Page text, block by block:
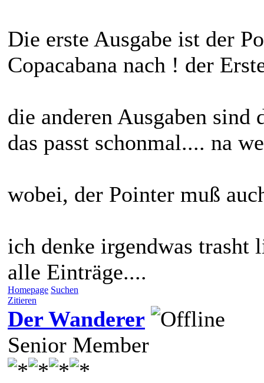
Die erste Ausgabe ist der
Copacabana nach ! der
die anderen Ausgaben
das passt schonmal.... na
wobei, der Pointer muß
ich denke irgendwas
alle Einträge....
Homepage Suchen
Zitieren
Der Wanderer
Senior Member